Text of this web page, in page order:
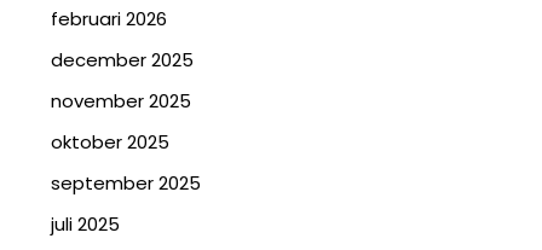
februari 2026
december 2025
november 2025
oktober 2025
september 2025
juli 2025